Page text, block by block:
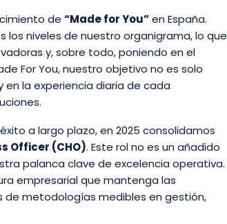
de “Made for You”en España.
niveles de nuestro organigrama, lo que
y, sobre todo, poniendo en el
For You, nuestro objetivo no es solo
la experiencia diaria de cada
a largo plazo, en 2025 consolidamos
Officer (CHO). Este rol no es un añadido
palanca clave de excelencia operativa.
empresarial que mantenga las
de metodologías medibles en gestión,